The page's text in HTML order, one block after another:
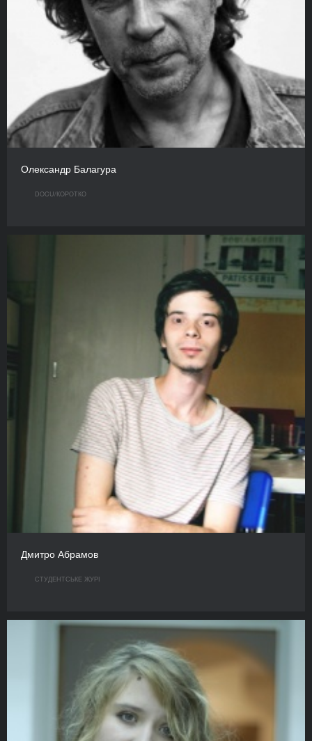
Олександр Балагура
DOCU/КOРОТКО
Дмитро Абрамов
СТУДЕНТСЬКЕ ЖУРІ